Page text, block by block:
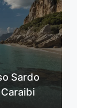
Sardo